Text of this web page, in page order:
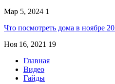
Мар 5, 2024 1
Что посмотреть дома в ноябре
Ноя 16, 2021 19
Главная
Видео
Гайды